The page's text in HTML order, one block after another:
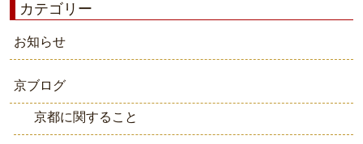
カテゴリー
お知らせ
京ブログ
京都に関すること